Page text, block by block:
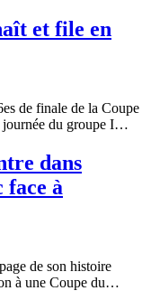
et file en
de finale de la Coupe
journée du groupe I…
dans
face à
de son histoire
à une Coupe du…